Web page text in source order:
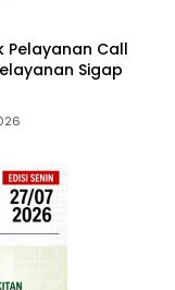
Pelayanan Call
Sigap